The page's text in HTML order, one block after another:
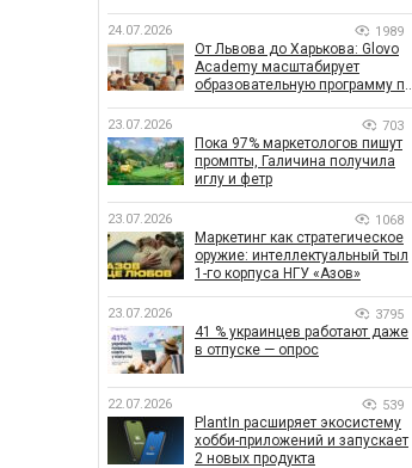
24.07.2026 1989
От Львова до Харькова: Glovo
Academy масштабирует
образовательную программу по
23.07.2026 703
Пока 97% маркетологов пишут
промпты, Галичина получила
иглу и фетр
23.07.2026 1068
Маркетинг как стратегическое
оружие: интеллектуальный тыл
1-го корпуса НГУ «Азов»
23.07.2026 3795
41 % украинцев работают даже
в отпуске — опрос
22.07.2026 539
PlantIn расширяет экосистему
хобби-приложений и запускает
2 новых продукта